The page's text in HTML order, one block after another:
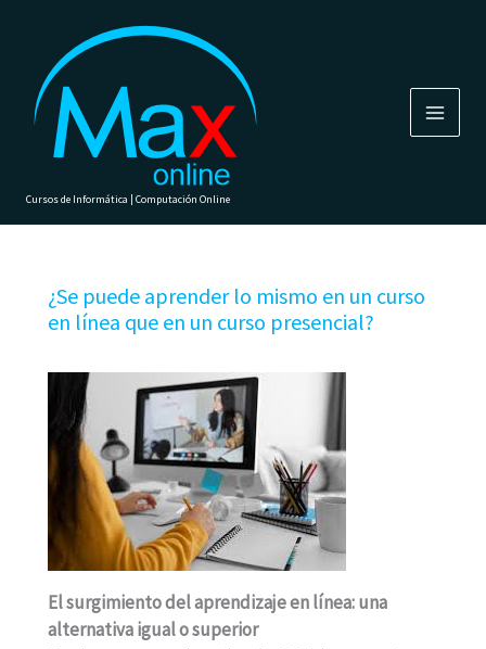
contenido
Cursos de Informática | Computación Online
¿Se puede aprender lo mismo en un curso
en línea que en un curso presencial?
El surgimiento del aprendizaje en línea: una
alternativa igual o superior